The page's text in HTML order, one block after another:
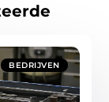
BEDRIJVEN